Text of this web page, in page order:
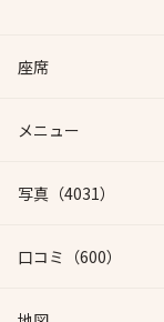
座席
メニュー
写真 （4031）
口コミ （600）